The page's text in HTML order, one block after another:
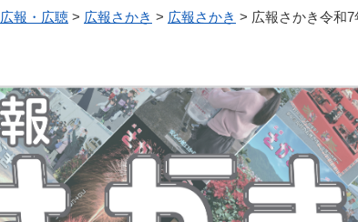
消防・救急 生活環境
学校・教育
保険・年金
入札・契約 観光・特産
統計情報 広報・広聴
広報・広聴 > 広報さかき > 広報さかき > 広報さかき令和7